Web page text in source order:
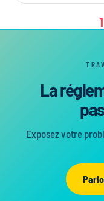
1
La
Exposez votre